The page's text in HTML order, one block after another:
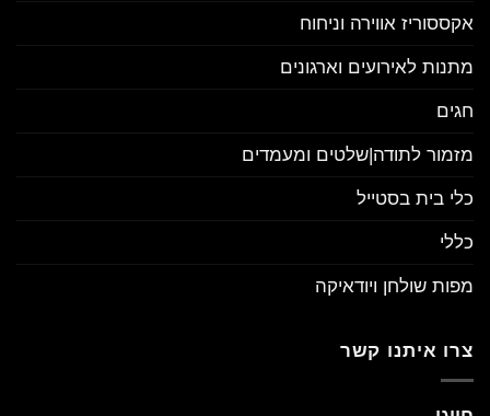
אקססוריז אווירה וניחוח
מתנות לאירועים וארגונים
חגים
מזמור לתודה|שלטים ומעמדים
כלי בית בסטייל
כללי
מפות שולחן ויודאיקה
צרו איתנו קשר